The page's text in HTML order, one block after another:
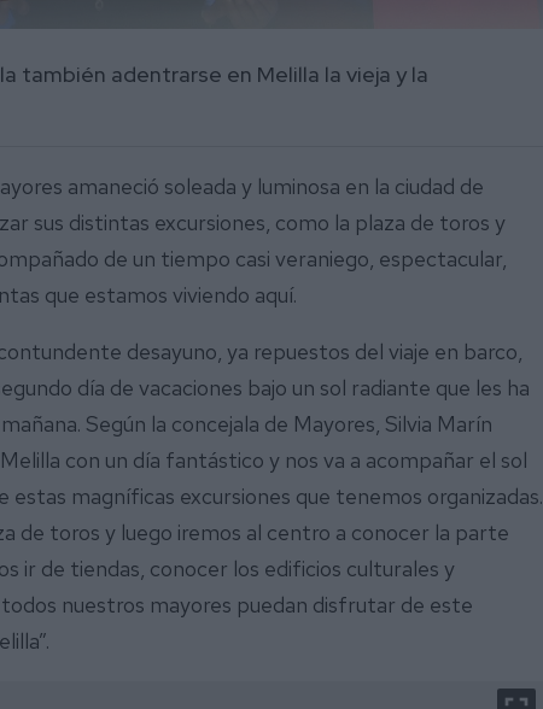
también adentrarse en Melilla la vieja y la
amaneció soleada y luminosa en la ciudad de
sus distintas excursiones, como la plaza de toros y
de un tiempo casi veraniego, espectacular,
que estamos viviendo aquí.
desayuno, ya repuestos del viaje en barco,
día de vacaciones bajo un sol radiante que les ha
Según la concejala de Mayores, Silvia Marín
con un día fantástico y nos va a acompañar el sol
magníficas excursiones que tenemos organizadas.
de toros y luego iremos al centro a conocer la parte
ir de tiendas, conocer los edificios culturales y
nuestros mayores puedan disfrutar de este